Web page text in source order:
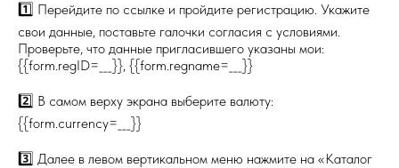
1️⃣ Перейдите по ссылке и пройдите регистрацию. Укажите
свои данные, поставьте галочки согласия с условиями.
Проверьте, что данные пригласившего указаны мои:
{{form.regID=___}}, {{form.regname=___}}
2️⃣ В самом верху экрана выберите валюту:
{{form.currency=___}}
3️⃣ Далее в левом вертикальном меню нажмите на «Каталог